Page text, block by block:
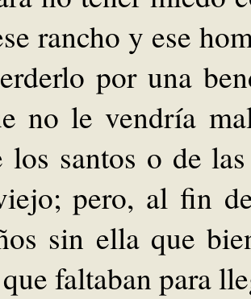
rancho y ese
por una
no le vendría
los santos o de
pero, al fin
sin ella que
faltaban para